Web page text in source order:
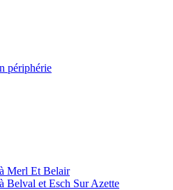
périphérie
Merl Et Belair
Belval et Esch Sur Azette